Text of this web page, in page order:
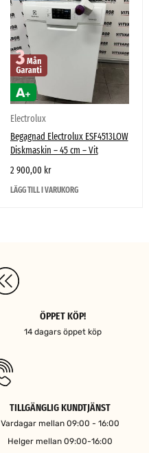
Electrolux
Begagnad Electrolux ESF4513LOW
Diskmaskin – 45 cm – Vit
2 900,00 kr
LÄGG TILL I VARUKORG
ÖPPET KÖP!
14 dagars öppet köp
TILLGÄNGLIG KUNDTJÄNST
Vardagar mellan 09:00 - 16:00
Helger mellan 09:00-16:00